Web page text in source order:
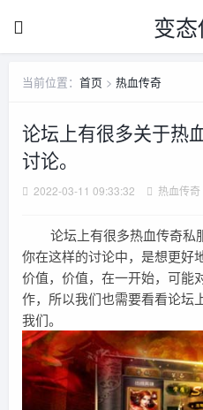
变
当前位置： 首页 > 热血传奇
论坛上有很多关于热
讨论。
2022-03-11 09:33:32 热血传奇
论坛上有很多热血传奇私
你在这样的讨论中，是想更好
价值，价值，在一开始，可能
作，所以我们也需要看看论坛
我们。